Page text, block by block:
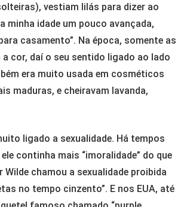
vestiam lilás para dizer ao
minha idade um pouco avançada,
casamento”. Na época, somente as
a cor, daí o seu sentido ligado ao lado
era muito usada em cosméticos
maduras, e cheiravam lavanda,
ligado a sexualidade. Há tempos
continha mais “imoralidade” do que
Wilde chamou a sexualidade proibida
no tempo cinzento”. E nos EUA, até